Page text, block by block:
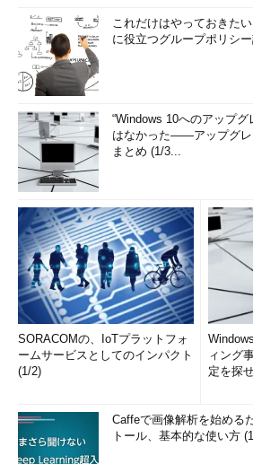
これだけはやっておきた
に役立つグループポリシ
“Windows 10へのアップ
はなかった――アップグレ
まとめ (1/3...
SORACOMの、IoTプラットフォ
ームサービスとしてのインパクト
(1/2)
ィング
定を探
Caffeで画像解析を始める
トール、基本的な使い方